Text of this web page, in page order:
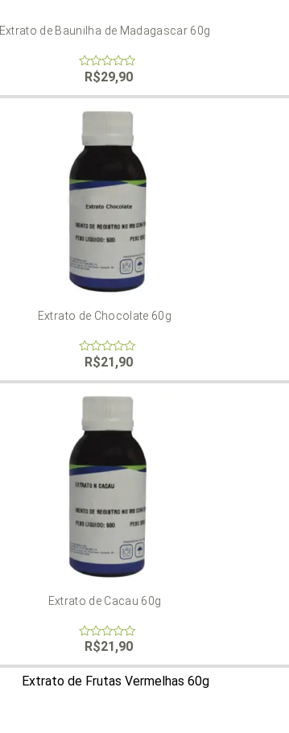
Extrato de Baunilha de Madagascar 60g
of
R$29,90
Extrato de Chocolate 60g
out
of
R$21,90
Extrato de Cacau 60g
of
5
R$21,90